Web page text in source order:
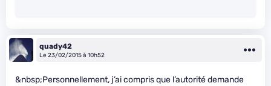
quady42
Le 23/02/2015 à 10h52
&nbsp;Personnellement, j’ai compris que l’autorité demande